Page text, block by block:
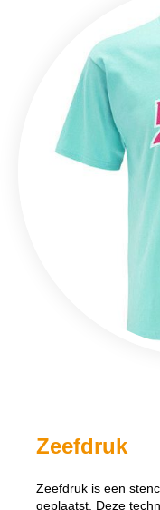
Zeefdruk
Zeefdruk is een
geplaatst. Deze